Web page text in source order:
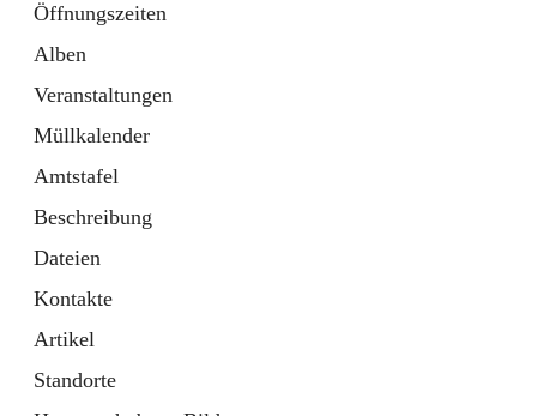
Öffnungszeiten
Alben
Veranstaltungen
Müllkalender
Amtstafel
Beschreibung
Dateien
Kontakte
Artikel
Standorte
Tab
Kindergarten
öffnet
in
neuem
Tab